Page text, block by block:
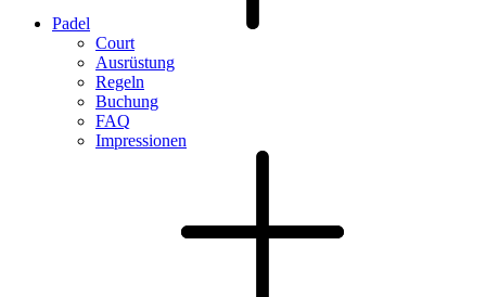
Padel
Court
Ausrüstung
Regeln
Buchung
FAQ
Impressionen